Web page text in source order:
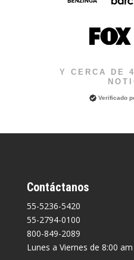
Y CERCA DE
Verificado
Contáctanos
55-5236-5420
55-2794-0100
800-849-2089
Lunes a Viernes de 8:00